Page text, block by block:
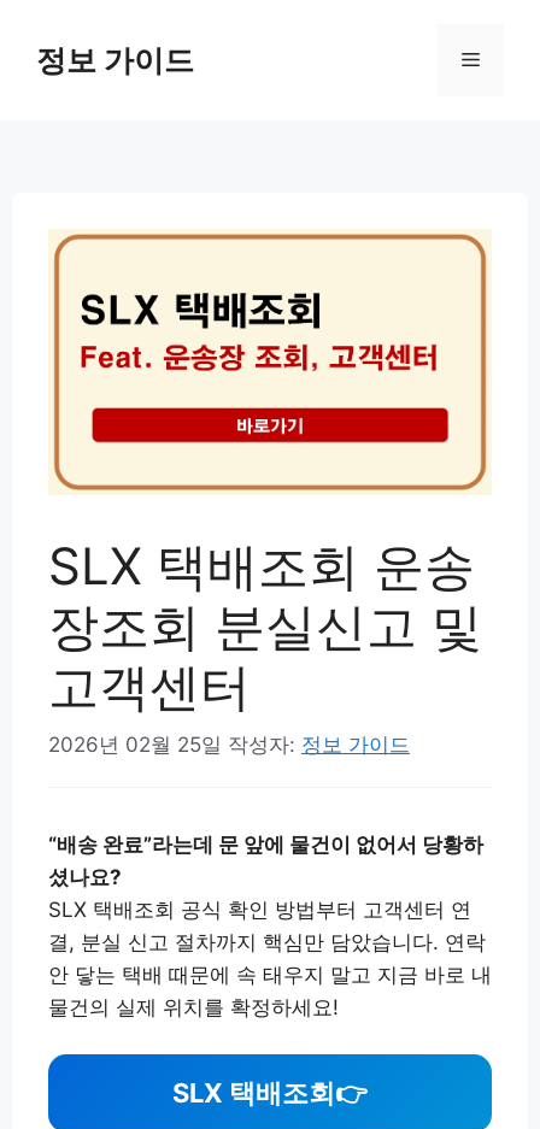
정보 가이드 메
SLX 택배조회 운송
장조회 분실신고 및
고객센터
2026년 02월 25일 작성자: 정보 가이드
“배송 완료”라는데 문 앞에 물건이 없어서 당황하
셨나요?
SLX 택배조회 공식 확인 방법부터 고객센터 연
결, 분실 신고 절차까지 핵심만 담았습니다. 연락
안 닿는 택배 때문에 속 태우지 말고 지금 바로 내
물건의 실제 위치를 확정하세요!
SLX 택배조회 👉